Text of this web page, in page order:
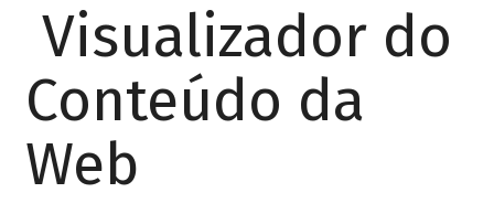
Visualizador do
Conteúdo da
Web